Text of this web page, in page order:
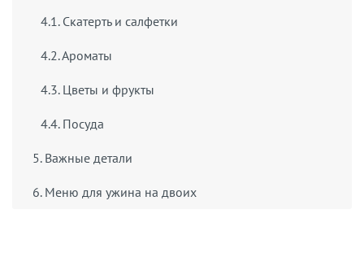
4.1. Скатерть и салфетки
4.2. Ароматы
4.3. Цветы и фрукты
4.4. Посуда
5. Важные детали
6. Меню для ужина на двоих